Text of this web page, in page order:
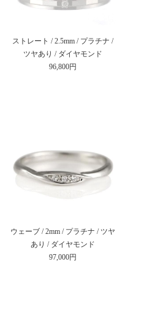
ストレート / 2.5mm / プラチナ /
ツヤあり / ダイヤモンド
96,800円
ウェーブ / 2mm / プラチナ / ツヤ
あり / ダイヤモンド
97,000円